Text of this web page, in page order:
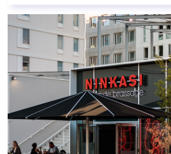
EN SAVOIR PLUS